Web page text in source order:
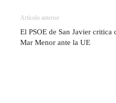
Artículo anterior
El PSOE de San Javier critica
Mar Menor ante la UE